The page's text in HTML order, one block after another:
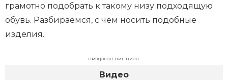
грамотно подобрать к такому низу подходящую
обувь. Разбираемся, с чем носить подобные
изделия.
ПРОДОЛЖЕНИЕ НИЖЕ
Видео